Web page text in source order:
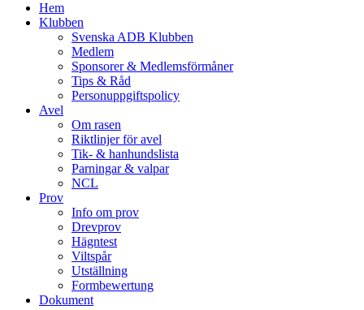
Hem
Klubben
Svenska ADB Klubben
Medlem
Sponsorer & Medlemsförmåner
Tips & Råd
Personuppgiftspolicy
Avel
Om rasen
Riktlinjer för avel
Tik- & hanhundslista
Parningar & valpar
NCL
Prov
Info om prov
Drevprov
Hägntest
Viltspår
Utställning
Formbewertung
Dokument